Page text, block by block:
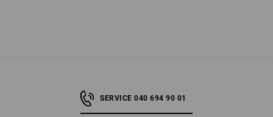
SERVICE 040 694 90 01